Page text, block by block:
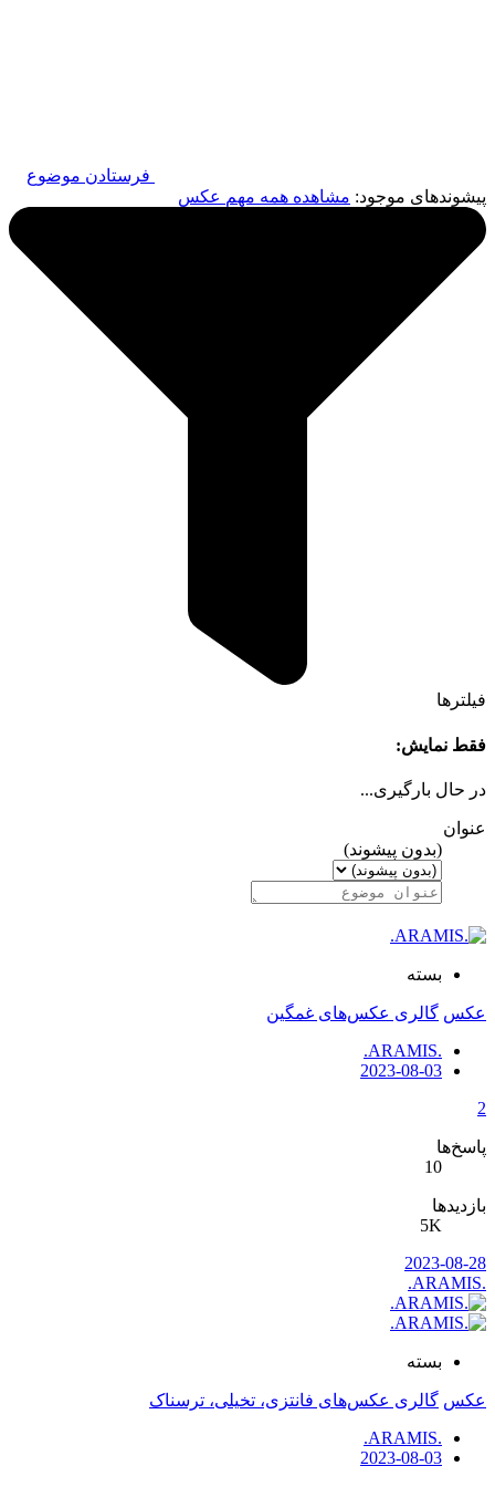
فرستادن موضوع
پیشوندهای موجود: مشاهده همه مهم عکس
فیلترها
فقط نمایش:
در حال بارگیری...
عنوان
(بدون پیشوند)
بسته
عکس گالری عکس‌های غمگین
.ARAMIS.
2023-08-03
2
پاسخ‌ها
10
بازدیدها
5K
2023-08-28
.ARAMIS.
بسته
عکس گالری عکس‌های فانتزی، تخیلی، ترسناک
.ARAMIS.
2023-08-03